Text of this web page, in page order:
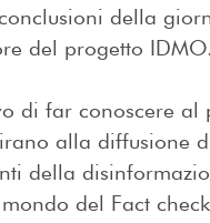
della
del progetto IDMO.
di far conoscere
alla diffusione
della
del Fact